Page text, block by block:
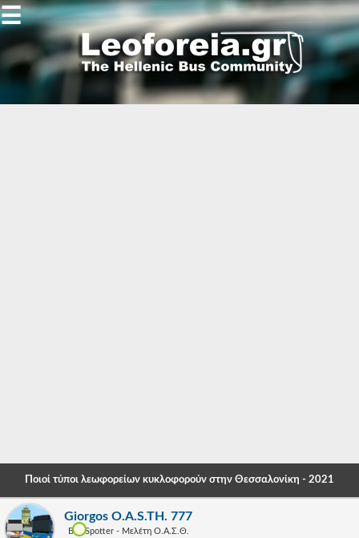
Gallery
-
-
-
☰
Ποιοί τύποι λεωφορείων κυκλοφορούν στην Θεσσαλονίκη - 2021
Giorgos O.A.S.TH. 777
Bus Spotter - Μελέτη Ο.Α.Σ.Θ.